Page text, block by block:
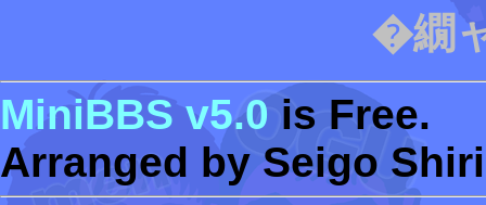
�繝
MiniBBS v5.0 is Free.
Arranged by Seigo